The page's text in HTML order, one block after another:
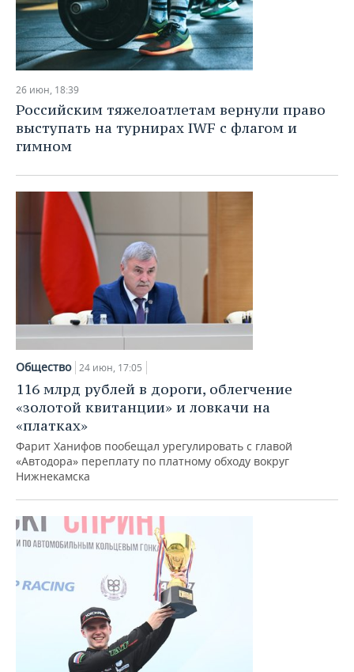
26 июн, 18:39
Российским тяжелоатлетам вернули право
выступать на турнирах IWF с флагом и
гимном
Общество 24 июн, 17:05
116 млрд рублей в дороги, облегчение
«золотой квитанции» и ловкачи на
«платках»
Фарит Ханифов пообещал урегулировать с главой
«Автодора» переплату по платному обходу вокруг
Нижнекамска